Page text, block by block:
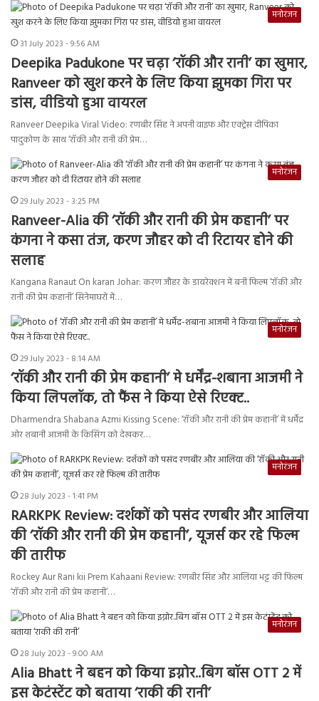
मनोरंजन
31 July 2023 - 9:56 AM
Deepika Padukone पर चढ़ा ‘रॉकी और रानी’ का खुमार,
Ranveer को खुश करने के लिए किया झुमका गिरा पर
डांस, वीडियो हुआ वायरल
Ranveer Deepika Viral Video: रणबीर सिंह ने अपनी वाइफ और एक्ट्रेस दीपिका
पादुकोण के साथ ‘रॉकी और रानी की प्रेम…
मनोरंजन
29 July 2023 - 3:25 PM
Ranveer-Alia की ‘रॉकी और रानी की प्रेम कहानी’ पर
कंगना ने कसा तंज, करण जौहर को दी रिटायर होने की
सलाह
Kangana Ranaut On karan Johar: करण जौहर के डायरेक्शन में बनी फिल्म ‘रॉकी और
रानी की प्रेम कहानी’ सिनेमाघरों में…
मनोरंजन
29 July 2023 - 8:14 AM
‘रॉकी और रानी की प्रेम कहानी’ मे धर्मेंद्र-शबाना आजमी ने
किया लिपलॉक, तो फैंस ने किया ऐसे रिएक्ट..
Dharmendra Shabana Azmi Kissing Scene: ‘रॉकी और रानी की प्रेम कहानी’ में धर्मेंद्र
ओर शबानी आजमी के किसिंग को देखकर…
मनोरंजन
28 July 2023 - 1:41 PM
RARKPK Review: दर्शकों को पसंद रणबीर और आलिया
की ‘रॉकी और रानी की प्रेम कहानी’, यूजर्स कर रहे फिल्म
की तारीफ
Rockey Aur Rani kii Prem Kahaani Review: रणबीर सिंह और आलिया भट्ट की फिल्म
‘रॉकी और रानी की प्रेम कहानी’…
मनोरंजन
28 July 2023 - 9:00 AM
Alia Bhatt ने बहन को किया इग्नोर..बिग बॉस OTT 2 में
इस केटंस्टेंट को बताया ‘राकी की रानी’